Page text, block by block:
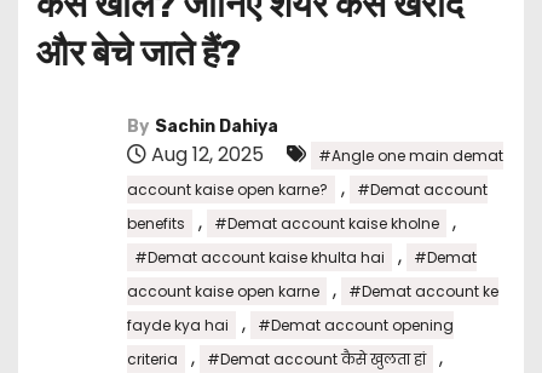
और बेचे जाते हैं?
By Sachin Dahiya
Aug 12, 2025
#Angle one main demat
account kaise open karne?
,
#Demat account
benefits
, #Demat account kaise kholne ,
#Demat account kaise khulta hai ,
#Demat
account kaise open karne
,
#Demat account ke
fayde kya hai
,
#Demat account opening
criteria
, #Demat account कैसे खुलता हां ,